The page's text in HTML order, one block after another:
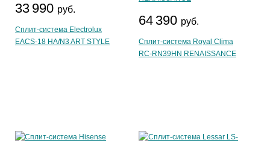
33 990 руб.
Сплит-система Electrolux
EACS-18 HA/N3 ART STYLE
64 390 руб.
Сплит-система Royal Clima
RC-RN39HN RENAISSANCE